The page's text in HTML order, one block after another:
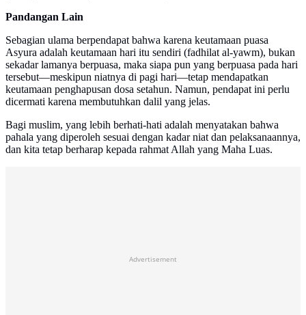
Pandangan Lain
Sebagian ulama berpendapat bahwa karena keutamaan puasa
Asyura adalah keutamaan hari itu sendiri (fadhilat al-yawm), bukan
sekadar lamanya berpuasa, maka siapa pun yang berpuasa pada hari
tersebut—meskipun niatnya di pagi hari—tetap mendapatkan
keutamaan penghapusan dosa setahun. Namun, pendapat ini perlu
dicermati karena membutuhkan dalil yang jelas.
Bagi muslim, yang lebih berhati-hati adalah menyatakan bahwa
pahala yang diperoleh sesuai dengan kadar niat dan pelaksanaannya,
dan kita tetap berharap kepada rahmat Allah yang Maha Luas.
Advertisement